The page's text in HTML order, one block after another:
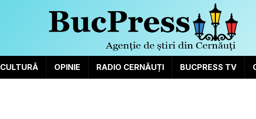
CULTURĂ OPINIE RADIO CERNĂUȚI BUCPRESS TV